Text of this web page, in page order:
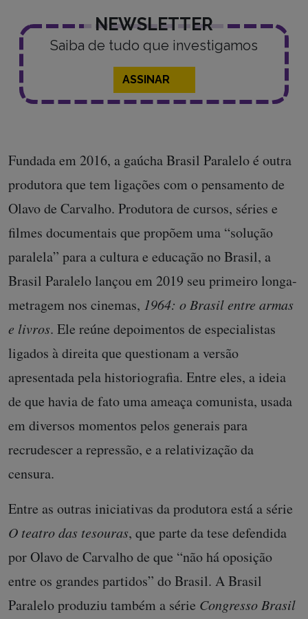
NEWSLETTER
Saiba de tudo que investigamos
ASSINAR
Fundada em 2016, a gaúcha Brasil Paralelo é outra
produtora que tem ligações com o pensamento de
Olavo de Carvalho. Produtora de cursos, séries e
filmes documentais que propõem uma “solução
paralela” para a cultura e educação no Brasil, a
Brasil Paralelo lançou em 2019 seu primeiro longa-
metragem nos cinemas, 1964: o Brasil entre armas
e livros. Ele reúne depoimentos de especialistas
ligados à direita que questionam a versão
apresentada pela historiografia. Entre eles, a ideia
de que havia de fato uma ameaça comunista, usada
em diversos momentos pelos generais para
recrudescer a repressão, e a relativização da
censura.
Entre as outras iniciativas da produtora está a série
O teatro das tesouras, que parte da tese defendida
por Olavo de Carvalho de que “não há oposição
entre os grandes partidos” do Brasil. A Brasil
Paralelo produziu também a série Congresso Brasil